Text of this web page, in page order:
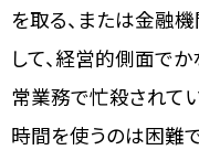
を取る、または金融
して、経営的側面で
常業務で忙殺されて
時間を使うのは困難